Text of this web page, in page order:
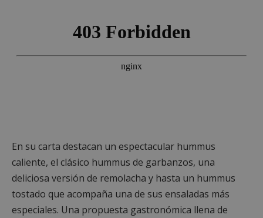
En su carta destacan un espectacular hummus
caliente, el clásico hummus de garbanzos, una
deliciosa versión de remolacha y hasta un hummus
tostado que acompaña una de sus ensaladas más
especiales. Una propuesta gastronómica llena de